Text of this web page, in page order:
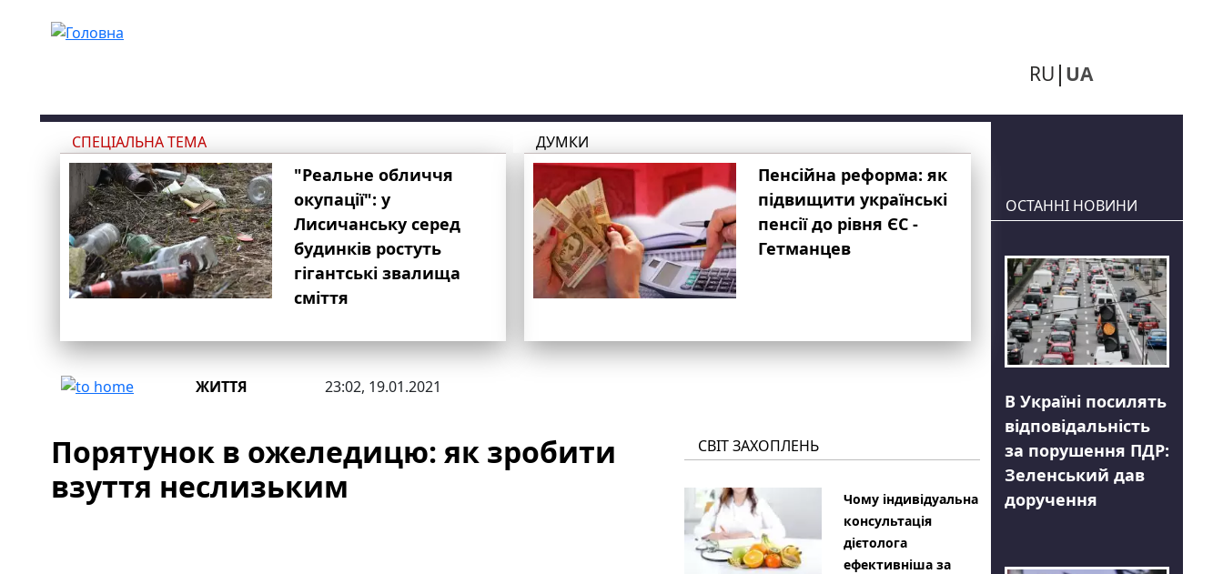
RU UA
СПЕЦІАЛЬНА ТЕМА
"Реальне обличчя
окупації": у
Лисичанську серед
будинків ростуть
гігантські звалища
сміття
ДУМКИ
Пенсійна реформа: як
підвищити українські
пенсії до рівня ЄС -
Гетманцев
ЖИТТЯ 23:02, 19.01.2021
Порятунок в ожеледицю: як зробити
взуття неслизьким
СВІТ ЗАХОПЛЕНЬ
Чому індивідуальна
консультація
дієтолога
ефективніша за
ОСТАННІ НОВИНИ
В Україні посилять
відповідальність
за порушення ПДР:
Зеленський дав
доручення